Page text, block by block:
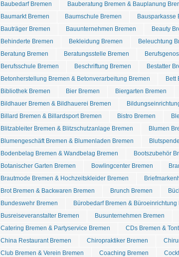
Baubedarf Bremen
Bauberatung Bremen & Bauplanung
Baumarkt Bremen
Baumschule Bremen Bausparkasse
Bauträger Bremen
Bauunternehmen Bremen
Beauty
Behinderte Bremen
Bekleidung Bremen
Beleuchtung
Beratung Bremen
Beratungsstelle Bremen
Berufsschule Bremen
Beschriftung Bremen
Bestatter
Betonherstellung Bremen & Betonverarbeitung Bremen
Bett
Bibliothek Bremen
Bier Bremen Biergarten Bremen
Bildhauer Bremen & Bildhauerei Bremen
Billard Bremen & Billardsport Bremen
Bistro Bremen
Blitzableiter Bremen & Blitzschutzanlage Bremen
Blumen
Blumengeschäft Bremen & Blumenladen Bremen
Bodenbelag Bremen & Wandbelag Bremen
Bootszubehör
Botanischer Garten Bremen
Bowlingcenter Bremen
Brautmode Bremen & Hochzeitskleider Bremen
Brot Bremen & Backwaren Bremen
Brunch Bremen
Bundeswehr Bremen
Bürobedarf Bremen & Büroeinrichtung
Busreiseveranstalter Bremen
Busunternehmen Bremen
Catering Bremen & Partyservice Bremen
CDs Bremen &
China Restaurant Bremen
Chiropraktiker Bremen
Club Bremen & Verein Bremen
Coaching Bremen